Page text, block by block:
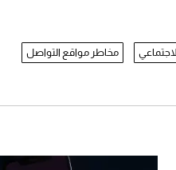
مخاطر مواقع التواصل